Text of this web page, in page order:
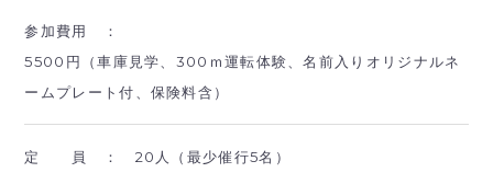
参加費用 ：
5500円（車庫見学、300ｍ運転体験、名前入りオリジナルネ
ームプレート付、保険料含）
定 員 ： 20人（最少催行5名）